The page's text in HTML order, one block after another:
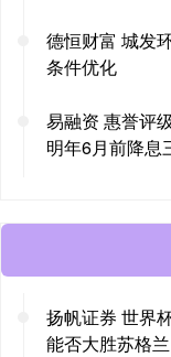
德恒财富 城发
条件优化
易融资 惠誉评
明年6月前降息
扬帆证券 世界
能否大胜苏格兰